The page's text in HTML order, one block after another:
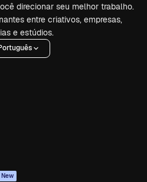
direcionar seu melhor trabalho.
entre criativos, empresas,
e estúdios.
New